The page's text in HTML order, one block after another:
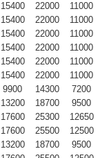
15400 22000
11000
15400 22000
11000
15400 22000
11000
15400 22000
11000
15400 22000
11000
15400 22000
11000
9900 14300
7200
13200 18700
9500
17600 25300
12650
17600 25500
12500
13200 18700
9500